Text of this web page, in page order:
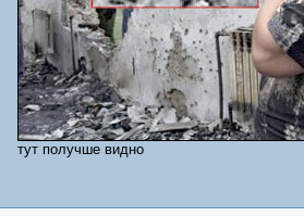
тут получше видно